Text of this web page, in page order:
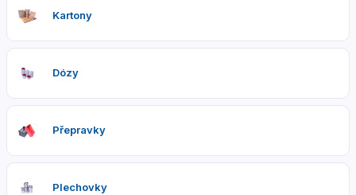
Kartony
Dózy
Přepravky
Plechovky